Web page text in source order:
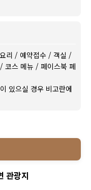
리 / 예약접수 / 객실 /
/ 코스 메뉴 / 페이스북 페
있으실 경우 비고란에
관광지